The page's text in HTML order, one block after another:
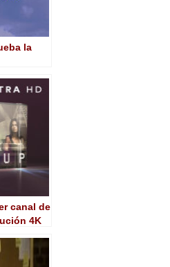
la
canal de
4K